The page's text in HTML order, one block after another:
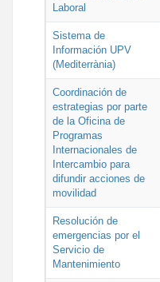
Laboral
Sistema de
Información UPV
(Mediterrània)
Coordinación de
estrategias por parte
de la Oficina de
Programas
Internacionales de
Intercambio para
difundir acciones de
movilidad
Resolución de
emergencias por el
Servicio de
Mantenimiento